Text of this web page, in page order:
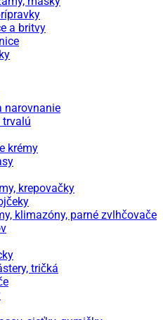
a britvy
narovnanie
trvalú
krémy
krepovačky
klimazóny, parné zvlhčovače
tričká